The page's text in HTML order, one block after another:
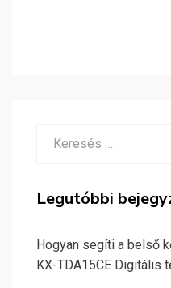
Legutóbbi
Hogyan segíti a belső
KX-TDA15CE Digitális